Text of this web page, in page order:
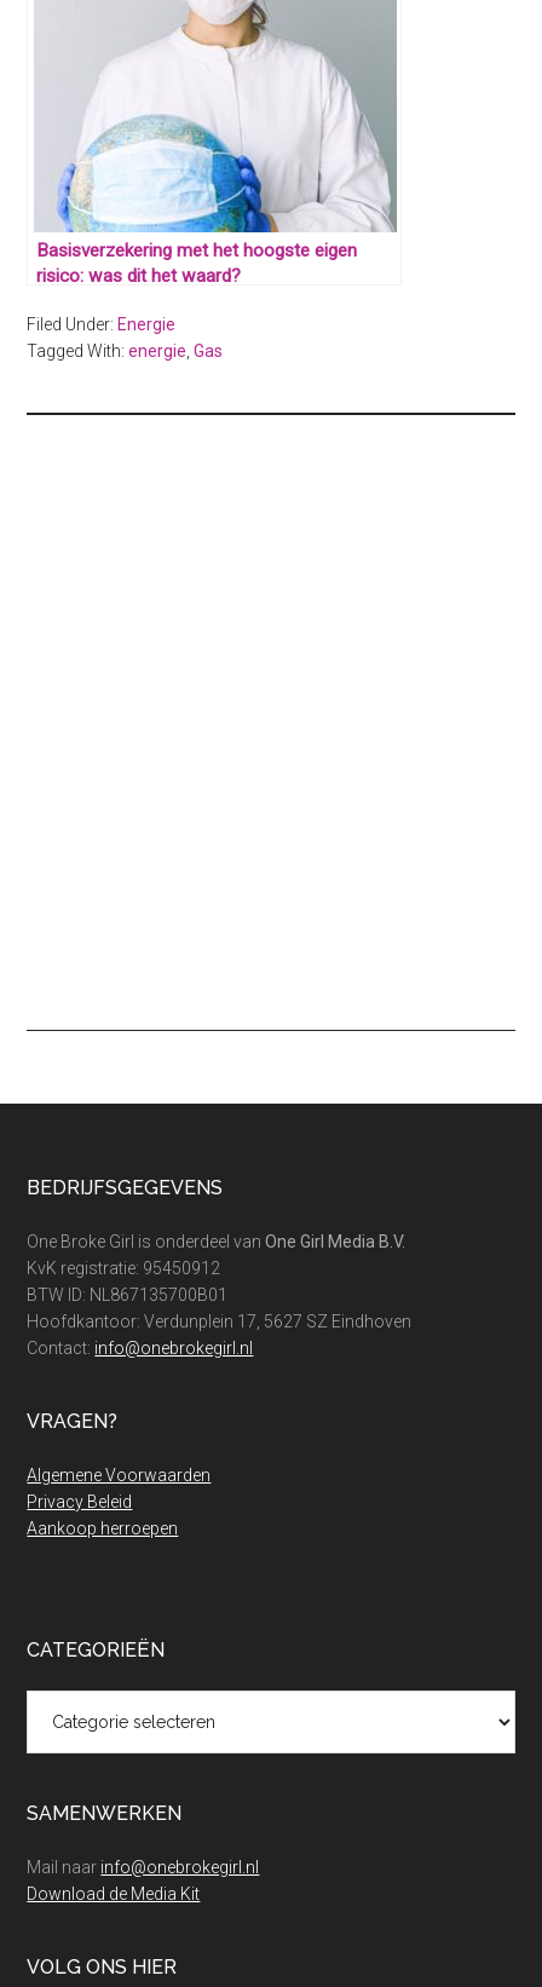
Basisverzekering met het hoogste eigen
risico: was dit het waard?
Filed Under:Energie
Tagged With:energie ,Gas
Footer
BEDRIJFSGEGEVENS
One Broke Girl is onderdeel vanOne Girl Media B.V.
KvK registratie: 95450912
BTW ID: NL867135700B01
Hoofdkantoor: Verdunplein 17, 5627 SZ Eindhoven
Contact: info@onebrokegirl.nl
VRAGEN?
Algemene Voorwaarden
Privacy Beleid
Aankoop herroepen
CATEGORIEËN
SAMENWERKEN
Mail naar info@onebrokegirl.nl
Download de Media Kit
VOLG ONS HIER